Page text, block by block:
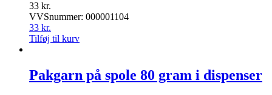
33 kr.
VVSnummer: 000001104
33 kr.
Tilføj til kurv
Pakgarn på spole 80 gram i dispenser